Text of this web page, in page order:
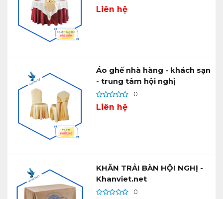
Liên hệ
Áo ghế nhà hàng - khách sạn
- trung tâm hội nghị
0
Liên hệ
KHĂN TRẢI BÀN HỘI NGHỊ -
Khanviet.net
0